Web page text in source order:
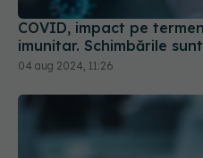
COVID, impact pe
imunitar. Schimbările
04 aug 2024, 11:26